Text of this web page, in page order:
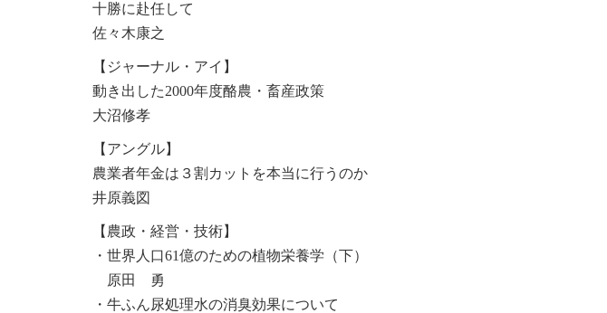
十勝に赴任して
佐々木康之
【ジャーナル・アイ】
動き出した2000年度酪農・畜産政策
大沼修孝
【アングル】
農業者年金は３割カットを本当に行うのか
井原義図
【農政・経営・技術】
・世界人口61億のための植物栄養学（下）
原田 勇
・牛ふん尿処理水の消臭効果について